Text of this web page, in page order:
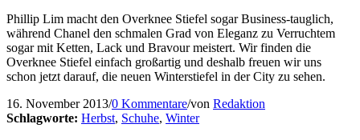
Phillip Lim macht den Overknee Stiefel sogar Business-tauglich,
während Chanel den schmalen Grad von Eleganz zu Verruchtem
sogar mit Ketten, Lack und Bravour meistert. Wir finden die
Overknee Stiefel einfach großartig und deshalb freuen wir uns
schon jetzt darauf, die neuen Winterstiefel in der City zu sehen.
16. November 2013/0 Kommentare/von Redaktion
Schlagworte: Herbst, Schuhe, Winter